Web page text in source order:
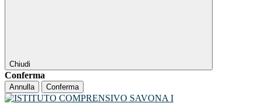
Chiudi
Conferma
Annulla Conferma